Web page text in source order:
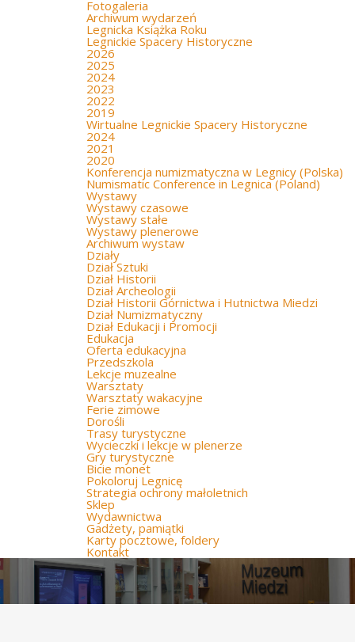
Fotogaleria
Archiwum wydarzeń
Legnicka Książka Roku
Legnickie Spacery Historyczne
2026
2025
2024
2023
2022
2019
Wirtualne Legnickie Spacery Historyczne
2024
2021
2020
Konferencja numizmatyczna w Legnicy (Polska)
Numismatic Conference in Legnica (Poland)
Wystawy
Wystawy czasowe
Wystawy stałe
Wystawy plenerowe
Archiwum wystaw
Działy
Dział Sztuki
Dział Historii
Dział Archeologii
Dział Historii Górnictwa i Hutnictwa Miedzi
Dział Numizmatyczny
Dział Edukacji i Promocji
Edukacja
Oferta edukacyjna
Przedszkola
Lekcje muzealne
Warsztaty
Warsztaty wakacyjne
Ferie zimowe
Dorośli
Trasy turystyczne
Wycieczki i lekcje w plenerze
Gry turystyczne
Bicie monet
Pokoloruj Legnicę
Strategia ochrony małoletnich
Sklep
Wydawnictwa
Gadżety, pamiątki
Karty pocztowe, foldery
Kontakt